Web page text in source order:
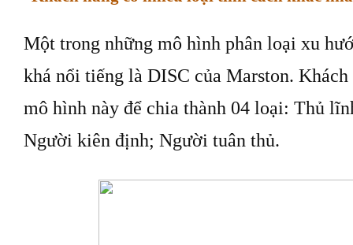
Một trong những mô hình phân loại xu
khá nổi tiếng là DISC của Marston.
mô hình này để chia thành 04 loại: Thủ
Người kiên định; Người tuân thủ.